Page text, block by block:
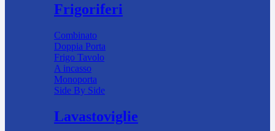
Frigoriferi
Combinato
Doppia Porta
Frigo Tavolo
A incasso
Monoporta
Side By Side
Lavastoviglie